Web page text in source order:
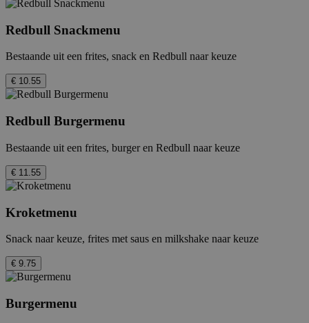
Redbull Snackmenu
Bestaande uit een frites, snack en Redbull naar keuze
€ 10.55
Redbull Burgermenu
Bestaande uit een frites, burger en Redbull naar keuze
€ 11.55
Kroketmenu
Snack naar keuze, frites met saus en milkshake naar keuze
€ 9.75
Burgermenu